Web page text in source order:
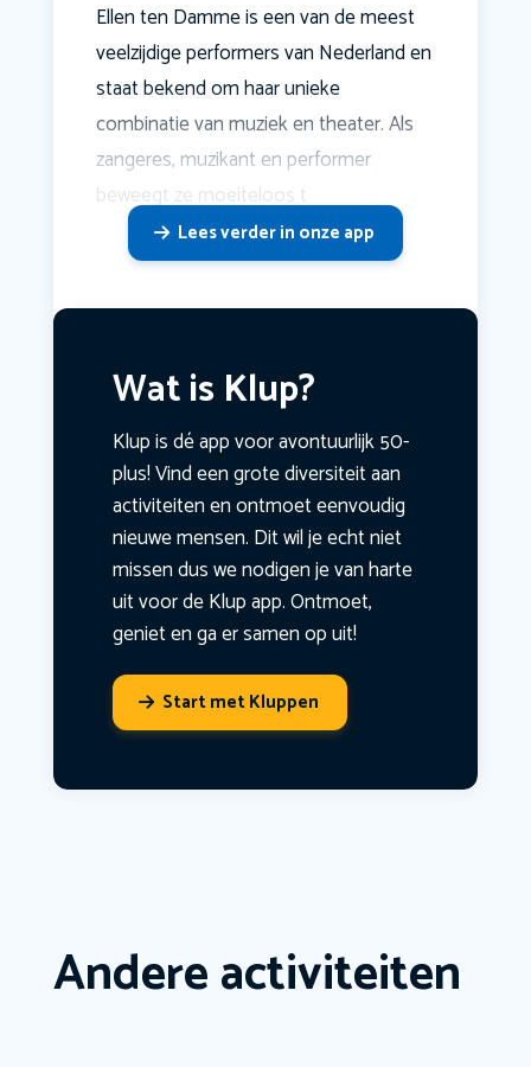
Ellen ten Damme is een van de meest
veelzijdige performers van Nederland en
staat bekend om haar unieke
combinatie van muziek en theater. Als
zangeres, muzikant en performer
beweegt ze moeiteloos t
Lees verder in onze app
Wat is Klup?
Klup is dé app voor avontuurlijk 50-
plus! Vind een grote diversiteit aan
activiteiten en ontmoet eenvoudig
nieuwe mensen. Dit wil je echt niet
missen dus we nodigen je van harte
uit voor de Klup app. Ontmoet,
geniet en ga er samen op uit!
Start met Kluppen
Andere activiteiten